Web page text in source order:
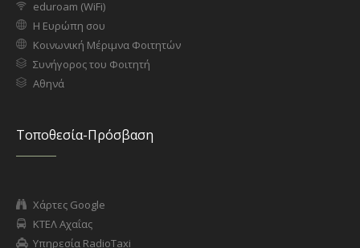
eduroam (WiFi)
Η Ευρώπη σου
Κοινωνική Μέριμνα Φοιτητών
Συνήγορος του Φοιτητή
Αθηνά
Τοποθεσία-Πρόσβαση
Χάρτες Google
ΚΤΕΛ Αχαΐας
Υπηρεσία RadioTaxi